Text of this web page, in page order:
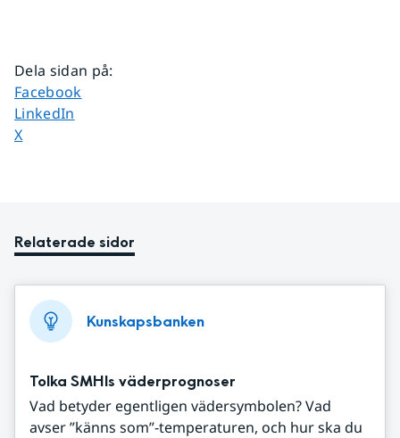
Dela sidan på:
Dela sidan på
Facebook
Dela sidan på
LinkedIn
Dela sidan på
X
Relaterade sidor
Kunskapsbanken
Tolka SMHIs väderprognoser
Vad betyder egentligen vädersymbolen? Vad
avser ”känns som”-temperaturen, och hur ska du